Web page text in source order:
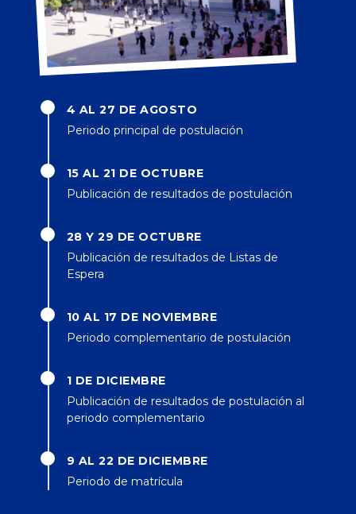
4 AL 27 DE AGOSTO
Periodo principal de postulación
15 AL 21 DE OCTUBRE
Publicación de resultados de postulación
28 Y 29 DE OCTUBRE
Publicación de resultados de Listas de
Espera
10 AL 17 DE NOVIEMBRE
Periodo complementario de postulación
1 DE DICIEMBRE
Publicación de resultados de postulación al
periodo complementario
9 AL 22 DE DICIEMBRE
Periodo de matrícula